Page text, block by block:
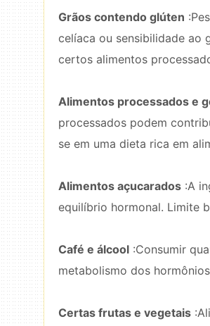
Grãos contendo glúten
celíaca ou sensibilidade ao
certos alimentos
Alimentos processados ​​e
processados ​​podem
se em uma dieta rica em
Alimentos açucarados :A
equilíbrio hormonal. Limite
Café e álcool :Consumir
metabolismo dos
Certas frutas e vegetais